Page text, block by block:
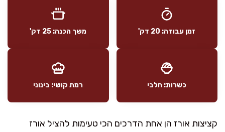
זמן עבודה: 20 דק' משך הכנה: 25 דק'
כשרות: חלבי רמת קושי: בינוני
קציצות אורז הן אחת הדרכים הכי טעימות להציל אורז